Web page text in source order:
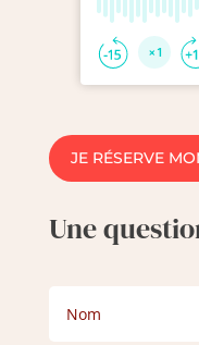
JE RÉSERVE
Une